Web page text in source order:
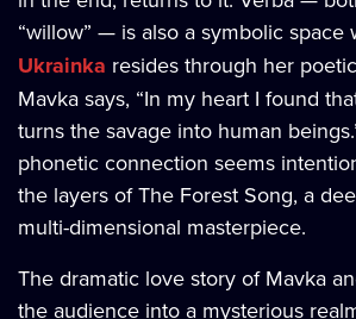
“willow” — is also a symbolic space
Ukrainka resides through her
Mavka says, “In my heart I found
turns the savage into human
phonetic connection seems
the layers of The Forest Song, a
multi-dimensional masterpiece.
The dramatic love story of Mavka
the audience into a mysterious